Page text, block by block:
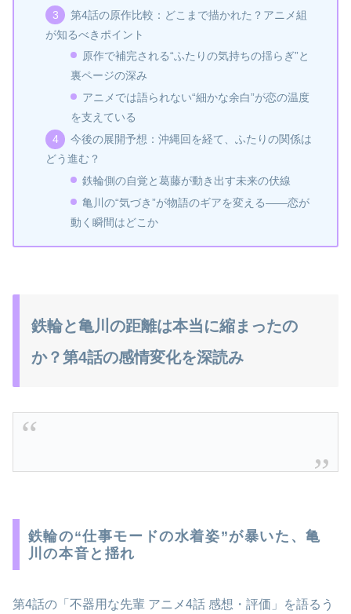
第4話の原作比較：どこまで描かれた？アニメ組
が知るべきポイント
原作で補完される“ふたりの気持ちの揺らぎ”と
裏ページの深み
アニメでは語られない“細かな余白”が恋の温度
を支えている
今後の展開予想：沖縄回を経て、ふたりの関係は
どう進む？
鉄輪側の自覚と葛藤が動き出す未来の伏線
亀川の“気づき”が物語のギアを変える――恋が
動く瞬間はどこか
鉄輪と亀川の距離は本当に縮まったの
か？第4話の感情変化を深読み
鉄輪の“仕事モードの水着姿”が暴いた、亀
川の本音と揺れ
第4話の「不器用な先輩 アニメ4話 感想・評価」を語るう